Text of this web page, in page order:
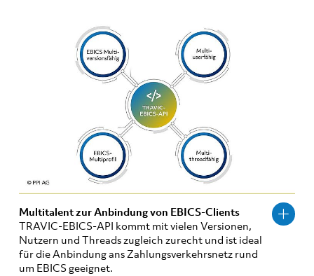
Multitalent zur Anbindung von EBICS-Clients
TRAVIC-EBICS-API kommt mit vielen Versionen,
Nutzern und Threads zugleich zurecht und ist ideal
für die Anbindung ans Zahlungsverkehrsnetz rund
um EBICS geeignet.